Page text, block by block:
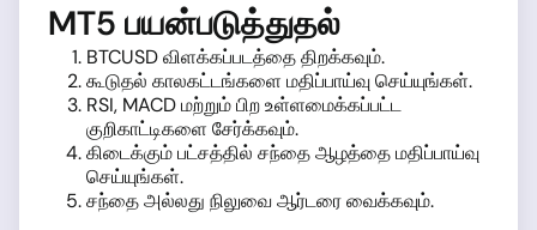
MT5 பயன்படுத்துதல்
BTCUSD விளக்கப்படத்தை திறக்கவும்.
கூடுதல் காலகட்டங்களை மதிப்பாய்வு செய்யுங்கள்.
RSI, MACD மற்றும் பிற உள்ளமைக்கப்பட்ட
குறிகாட்டிகளை சேர்க்கவும்.
கிடைக்கும் பட்சத்தில் சந்தை ஆழத்தை மதிப்பாய்வு
செய்யுங்கள்.
சந்தை அல்லது நிலுவை ஆர்டரை வைக்கவும்.